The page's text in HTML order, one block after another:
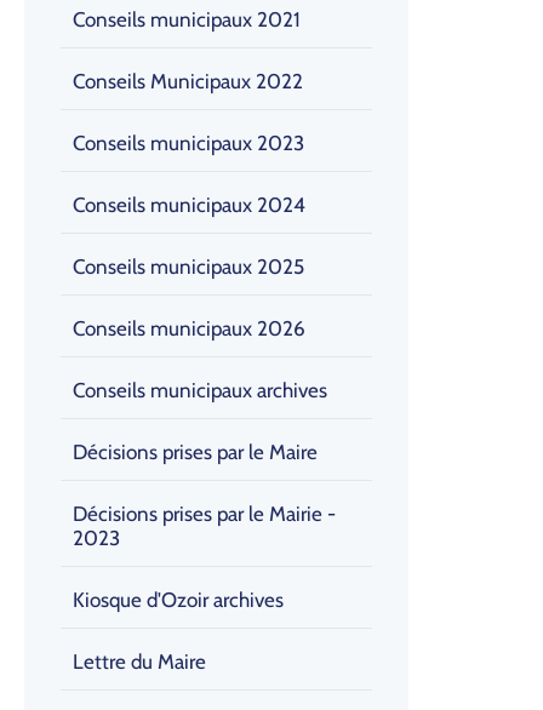
Conseils municipaux 2021
Conseils Municipaux 2022
Conseils municipaux 2023
Conseils municipaux 2024
Conseils municipaux 2025
Conseils municipaux 2026
Conseils municipaux archives
Décisions prises par le Maire
Décisions prises par le Mairie -
2023
Kiosque d'Ozoir archives
Lettre du Maire